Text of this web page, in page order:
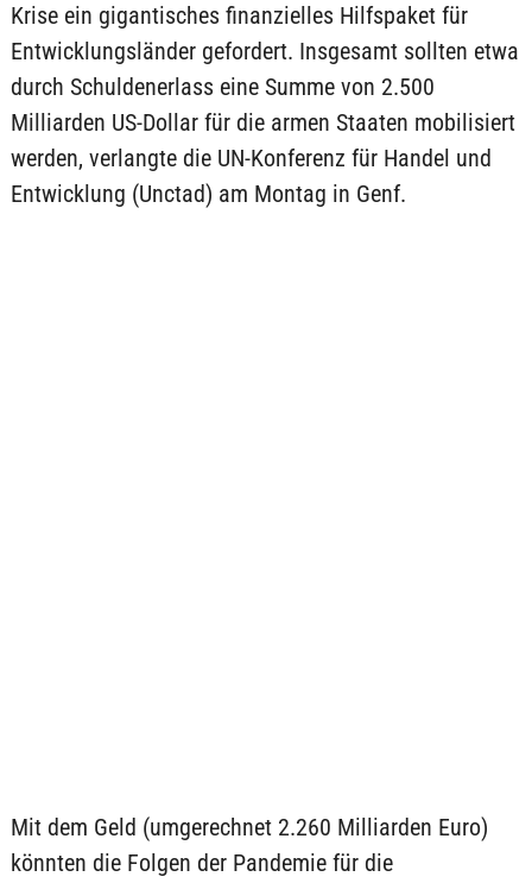
Krise ein gigantisches finanzielles Hilfspaket für
Entwicklungsländer gefordert. Insgesamt sollten etwa
durch Schuldenerlass eine Summe von 2.500
Milliarden US-Dollar für die armen Staaten mobilisiert
werden, verlangte die UN-Konferenz für Handel und
Entwicklung (Unctad) am Montag in Genf.
Mit dem Geld (umgerechnet 2.260 Milliarden Euro)
könnten die Folgen der Pandemie für die